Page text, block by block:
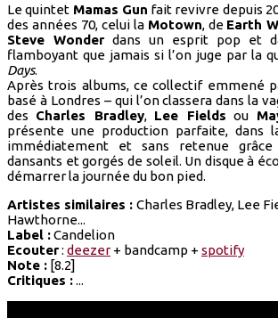
Le quintet Mamas Gun fait revivre depuis
des années 70, celui la Motown, de Earth
Steve Wonder dans un esprit pop et
flamboyant que jamais si l’on juge par la
Days.
Après trois albums, ce collectif emmené
basé à Londres – qui l’on classera dans la
des Charles Bradley, Lee Fields ou
présente une production parfaite, dans
immédiatement et sans retenue
dansants et gorgés de soleil. Un disque à
démarrer la journée du bon pied.
Artistes similaires : Charles Bradley, Lee
Hawthorne...
Label :Candelion
Ecouter: deezer+ bandcamp + spotify
Note : [8.2]
Critiques :...